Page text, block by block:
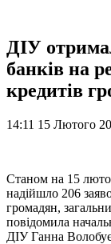
ДІУ
банків на
кредитів
14:11 15 Лютого
Станом на 15
надійшло 206
громадян,
повідомила
ДІУ Ганна